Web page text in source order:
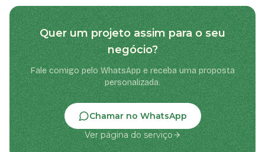
Quer um projeto assim para o seu
negócio?
Fale comigo pelo WhatsApp e receba uma proposta
personalizada.
Chamar no WhatsApp
Ver página do serviço